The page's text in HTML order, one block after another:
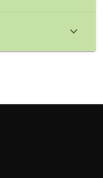
keyboard_arrow_down